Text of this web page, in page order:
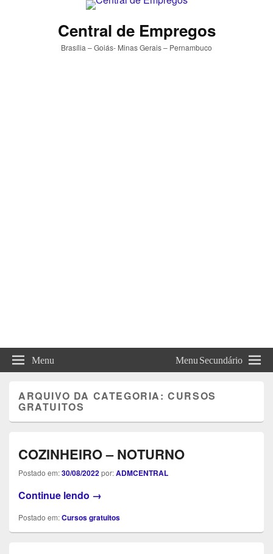
Central de Empregos
Brasília – Goiás- Minas Gerais – Pernambuco
Menu Menu Secundário
ARQUIVO DA CATEGORIA:CURSOS
GRATUITOS
COZINHEIRO – NOTURNO
Postado em:30/08/2022por:ADMCENTRAL
Continue lendo COZINHEIRO – NOTURNO
→
Postado em:Cursos gratuitos